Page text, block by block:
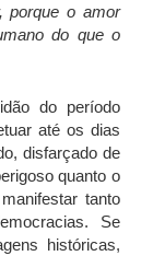
porque o amor
do que o
do período
até os dias
disfarçado de
quanto o
tanto
Se
históricas,